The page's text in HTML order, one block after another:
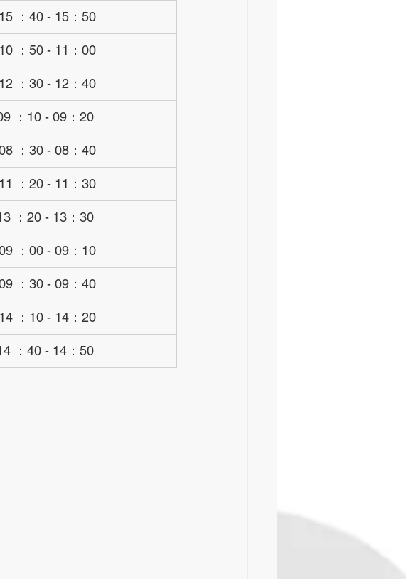
15 ：40 - 15：50
10 ：50 - 11：00
12 ：30 - 12：40
：10 - 09：20
：30 - 08：40
11 ：20 - 11：30
：20 - 13：30
：00 - 09：10
：30 - 09：40
14 ：10 - 14：20
：40 - 14：50